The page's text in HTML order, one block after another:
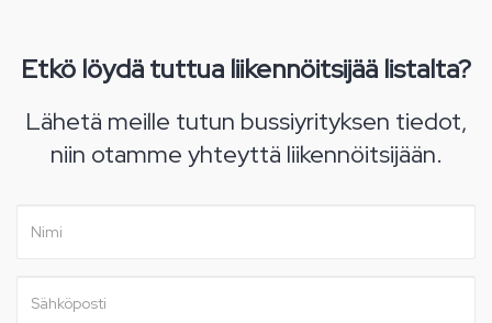
Etkö löydä tuttua liikennöitsijää listalta?
Lähetä meille tutun bussiyrityksen tiedot,
niin otamme yhteyttä liikennöitsijään.